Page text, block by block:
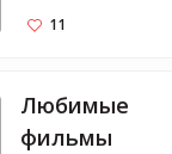
11
Любимые
фильмы